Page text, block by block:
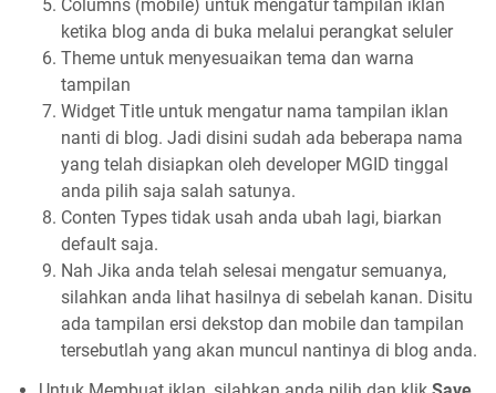
Columns (mobile) untuk mengatur tampilan iklan
ketika blog anda di buka melalui perangkat seluler
Theme untuk menyesuaikan tema dan warna
tampilan
Widget Title untuk mengatur nama tampilan iklan
nanti di blog. Jadi disini sudah ada beberapa nama
yang telah disiapkan oleh developer MGID tinggal
anda pilih saja salah satunya.
Conten Types tidak usah anda ubah lagi, biarkan
default saja.
Nah Jika anda telah selesai mengatur semuanya,
silahkan anda lihat hasilnya di sebelah kanan. Disitu
ada tampilan ersi dekstop dan mobile dan tampilan
tersebutlah yang akan muncul nantinya di blog anda.